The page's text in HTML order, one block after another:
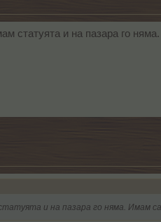
статуята и на пазара го
и на пазара го няма. Имам